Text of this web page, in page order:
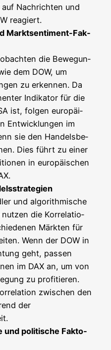
Nach­rich­ten und
reagiert.
Markts­en­ti­ment-Fak­
die Bewe­gun­
dem DOW, um
zu erken­nen. Da
Indi­ka­tor für die
ist, fol­gen euro­päi­
Ent­wick­lun­gen im
sie den Han­dels­be­
Dies führt zu einer
in euro­päi­schen
und algo­rith­mi­sche
nut­zen die Kor­re­la­tio­
Märk­ten für
Wenn der DOW in
geht, pas­sen
im DAX an, um von
zu pro­fi­tie­ren.
zwi­schen den
der
und poli­ti­sche Fak­to­